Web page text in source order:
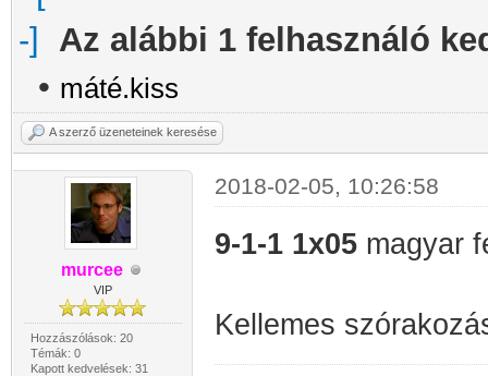
Az alábbi 1 felhasználó
• máté.kiss
A szerző üzeneteinek keresése
murcee
VIP
Hozzászólások: 20
Témák: 0
Kapott kedvelések: 31
2018-02-05, 10:26:58
9-1-1 1x05magyar
Kellemes